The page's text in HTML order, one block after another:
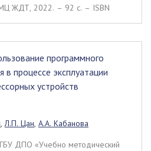
ЖДТ, 2022. – 92 c. – ISBN
программного
в процессе эксплуатации
устройств
,Л.П. Цан, А.А. Кабанова
ДПО «Учебно методический